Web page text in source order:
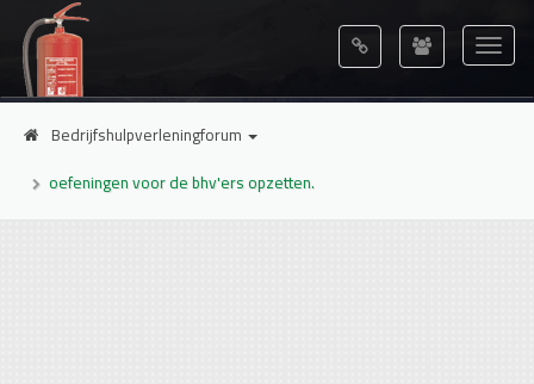
Bedrijfshulpverleningforum
oefeningen voor de bhv'ers opzetten.